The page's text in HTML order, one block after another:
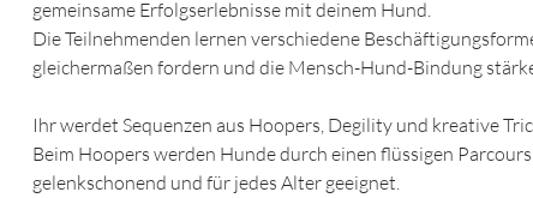
gemeinsame Erfolgserlebnisse mit deinem Hund.
Die Teilnehmenden lernen verschiedene
gleichermaßen fordern und die Mensch-Hund-Bindung
Ihr werdet Sequenzen aus Hoopers, Degility und kreative
Beim Hoopers werden Hunde durch einen flüssigen
gelenkschonend und für jedes Alter geeignet.